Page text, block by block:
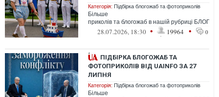
Категорія: Підбірка блогожаб та фотоприколів
Більше
приколів та блогожаб в нашій рубриці
28.07.2026, 18:30 • 19964 • 0
ПІДБІРКА БЛОГОЖАБ ТА
ФОТОПРИКОЛІВ ВІД UAINFO ЗА 27
ЛИПНЯ
Категорія: Підбірка блогожаб та фотоприколів
Більше